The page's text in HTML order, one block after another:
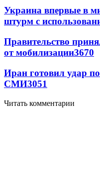
Украина впервые в
штурм с
Правительство
от мобилизации3670
Иран готовил удар
СМИ3051
Читать комментарии